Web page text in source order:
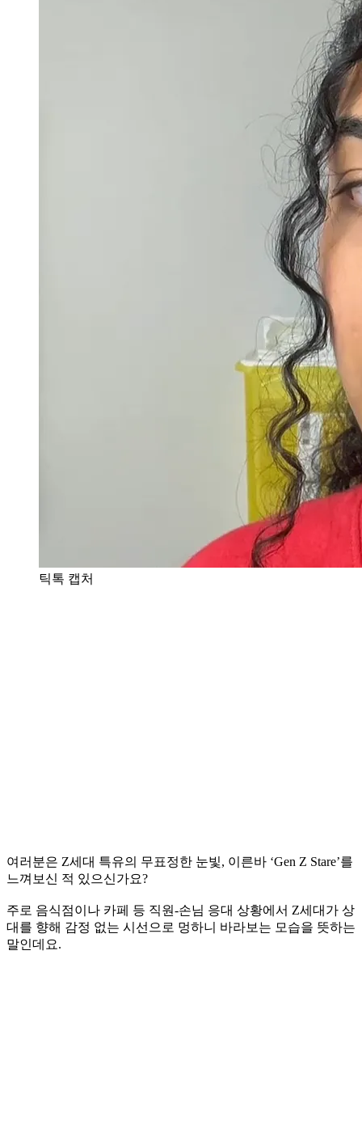
틱톡 캡처
여러분은 Z세대 특유의 무표정한 눈빛, 이른바 ‘Gen Z Stare’를
느껴보신 적 있으신가요?
주로 음식점이나 카페 등 직원-손님 응대 상황에서 Z세대가 상
대를 향해 감정 없는 시선으로 멍하니 바라보는 모습을 뜻하는
말인데요.